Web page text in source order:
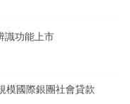
識功能上市
模國際銀團社會貸款